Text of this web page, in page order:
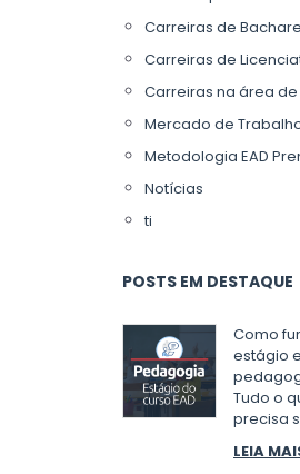
Carreiras de
Carreiras de
Carreiras na área de
Mercado de
Metodologia EAD
Notícias
ti
POSTS EM DESTAQUE
Como
estágio
Tudo o
precisa
LEIA